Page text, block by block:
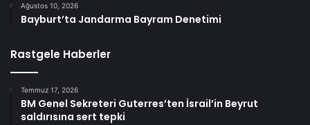
Ağustos 10, 2026
Bayburt’ta Jandarma Bayram Denetimi
Rastgele Haberler
Temmuz 17, 2026
BM Genel Sekreteri Guterres’ten İsrail’in Beyrut
saldırısına sert tepki